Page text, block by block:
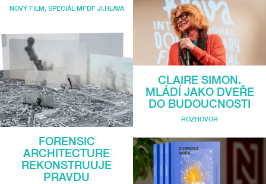
NOVÝ FILM, SPECIÁL MFDF JI.HLAVA
FORENSIC
ARCHITECTURE
REKONSTRUUJE
PRAVDU
CLAIRE SIMON.
MLÁDÍ JAKO DVEŘE
DO BUDOUCNOSTI
ROZHOVOR